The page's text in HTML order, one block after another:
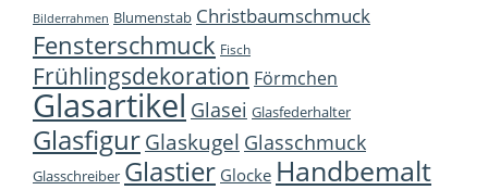
Bilderrahmen Blumenstab Christbaumschmuck
Fensterschmuck Fisch
Frühlingsdekoration Förmchen
Glasartikel Glasei Glasfederhalter
Glasfigur Glaskugel Glasschmuck
Glasschreiber Glastier Glocke Handbemalt